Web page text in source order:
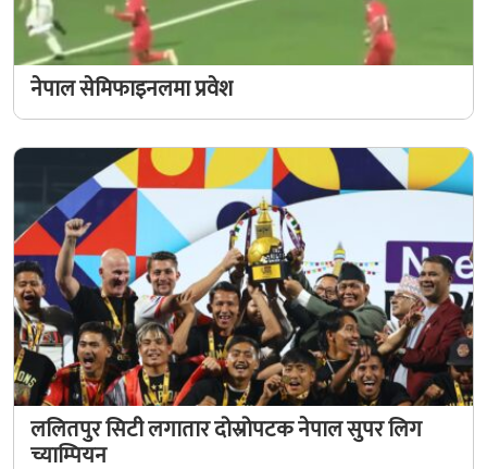
नेपाल सेमिफाइनलमा प्रवेश
ललितपुर सिटी लगातार दोस्रोपटक नेपाल सुपर लिग
च्याम्पियन